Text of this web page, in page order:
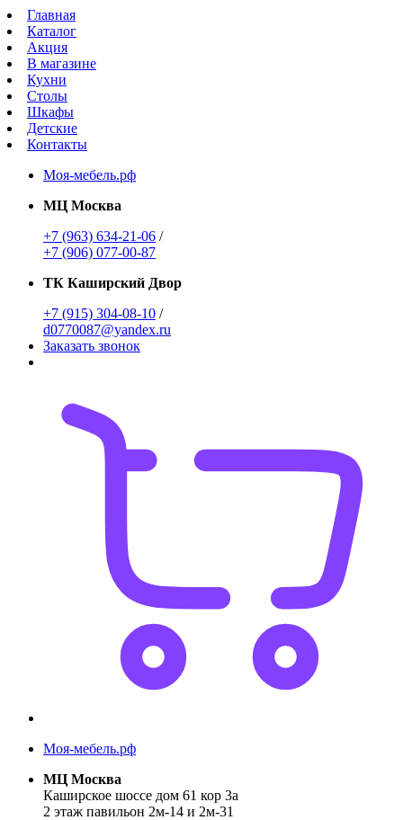
Главная
Каталог
Акция
В магазине
Кухни
Столы
Шкафы
Детские
Контакты
Моя-мебель.рф
МЦ Москва
+7 (963) 634-21-06 /
+7 (906) 077-00-87
ТК Каширский Двор
+7 (915) 304-08-10 /
d0770087@yandex.ru
Заказать звонок
Моя-мебель.рф
МЦ Москва
Каширское шоссе дом 61 кор 3а
2 этаж павильон 2м-14 и 2м-31